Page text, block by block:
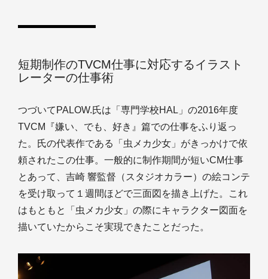
短期制作のTVCM仕事に対応するイラスト
レーターの仕事術
つづいてPALOW.氏は「専門学校HAL」の2016年度
TVCM『嫌い、でも、好き』篇での仕事をふり返っ
た。氏の代表作である「虫メカ少女」がきっかけで依
頼されたこの仕事。一般的に制作期間が短いCM仕事
とあって、吉崎 響監督（スタジオカラー）の絵コンテ
を受け取って１週間ほどで三面図を描き上げた。これ
はもともと「虫メカ少女」の際にキャラクター図面を
描いていたからこそ実現できたことだった。